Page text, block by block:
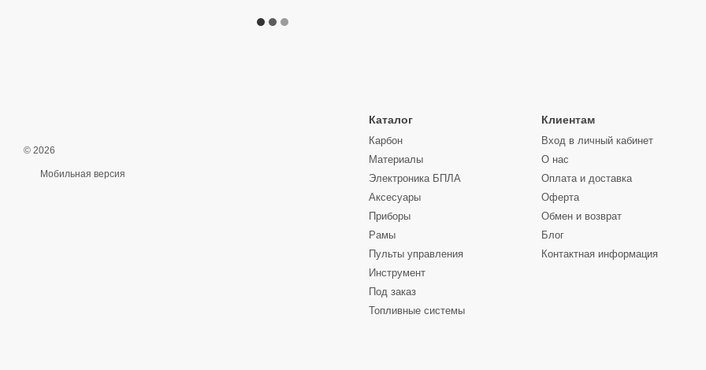
© 2026
Мобильная версия
Каталог
Карбон
Материалы
Электроника БПЛА
Аксесуары
Приборы
Рамы
Пульты управления
Инструмент
Под заказ
Топливные системы
Клиентам
Вход в личный кабинет
О нас
Оплата и доставка
Оферта
Обмен и возврат
Блог
Контактная информация